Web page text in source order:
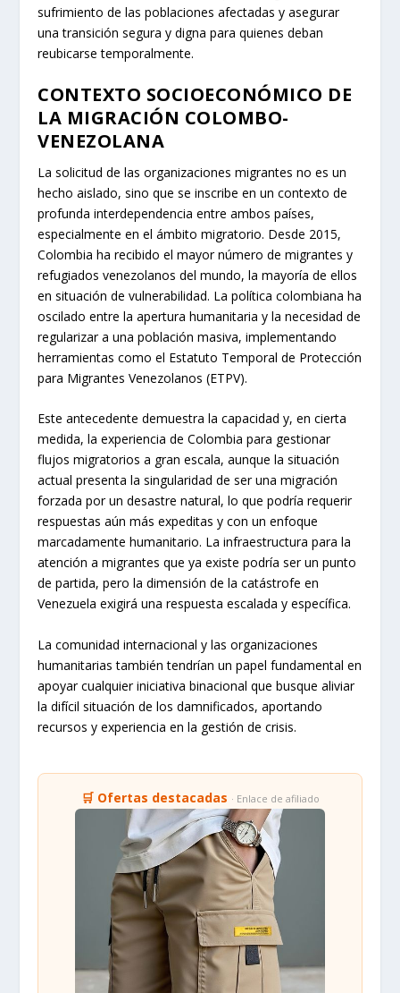
sufrimiento de las poblaciones afectadas y asegurar
una transición segura y digna para quienes deban
reubicarse temporalmente.
CONTEXTO SOCIOECONÓMICO DE
LA MIGRACIÓN COLOMBO-
VENEZOLANA
La solicitud de las organizaciones migrantes no es un
hecho aislado, sino que se inscribe en un contexto de
profunda interdependencia entre ambos países,
especialmente en el ámbito migratorio. Desde 2015,
Colombia ha recibido el mayor número de migrantes y
refugiados venezolanos del mundo, la mayoría de ellos
en situación de vulnerabilidad. La política colombiana ha
oscilado entre la apertura humanitaria y la necesidad de
regularizar a una población masiva, implementando
herramientas como el Estatuto Temporal de Protección
para Migrantes Venezolanos (ETPV).
Este antecedente demuestra la capacidad y, en cierta
medida, la experiencia de Colombia para gestionar
flujos migratorios a gran escala, aunque la situación
actual presenta la singularidad de ser una migración
forzada por un desastre natural, lo que podría requerir
respuestas aún más expeditas y con un enfoque
marcadamente humanitario. La infraestructura para la
atención a migrantes que ya existe podría ser un punto
de partida, pero la dimensión de la catástrofe en
Venezuela exigirá una respuesta escalada y específica.
La comunidad internacional y las organizaciones
humanitarias también tendrían un papel fundamental en
apoyar cualquier iniciativa binacional que busque aliviar
la difícil situación de los damnificados, aportando
recursos y experiencia en la gestión de crisis.
🛒 Ofertas destacadas · Enlace de afiliado